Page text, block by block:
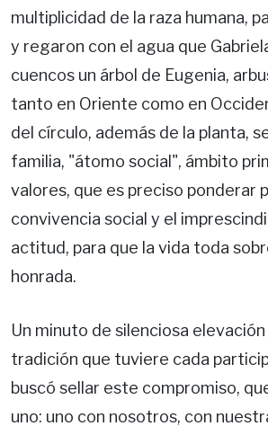
multiplicidad de la raza humana,
y regaron con el agua que
cuencos un árbol de Eugenia,
tanto en Oriente como en
del círculo, además de la planta,
familia, "átomo social", ámbito
valores, que es preciso ponderar
convivencia social y el
actitud, para que la vida toda
honrada.
Un minuto de silenciosa
tradición que tuviere cada
buscó sellar este compromiso,
uno: uno con nosotros, con